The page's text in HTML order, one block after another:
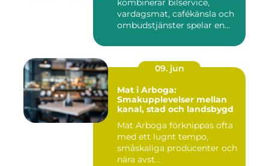
kombinerar bilservice,
vardagsmat, cafékänsla och
ombudstjänster spelar en
09. jun
Mat i Arboga:
Smakupplevelser mellan
kanal, stad och landsbygd
Mat Arboga förknippas ofta
med ett lugnt tempo,
småskaliga producenter och
nära avst...